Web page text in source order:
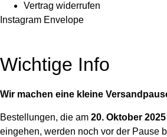
Vertrag widerrufen
Instagram Envelope
Wichtige Info
Wir machen eine kleine
Bestellungen, die am 20. Oktober
eingehen, werden noch vor der Pause